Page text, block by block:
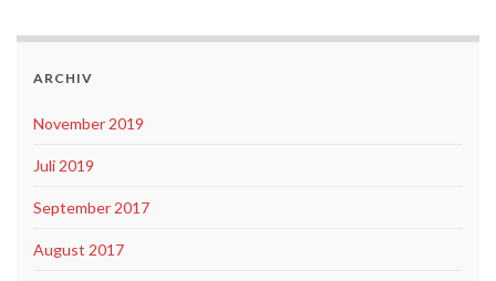
ARCHIV
November 2019
Juli 2019
September 2017
August 2017